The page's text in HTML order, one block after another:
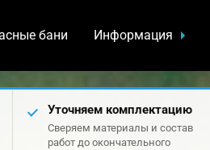
бани Информация
Уточняем комплектацию
Сверяем материалы и состав
работ до окончательного